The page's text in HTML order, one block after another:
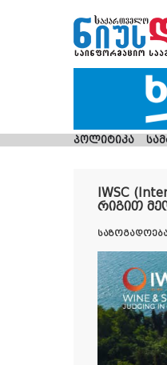
პოლიტიკა
IWSC
რიგით